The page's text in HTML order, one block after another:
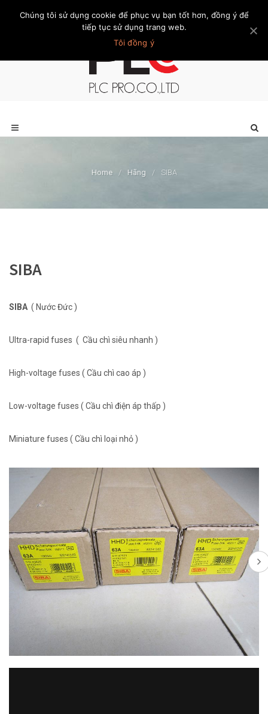
Trang chủ Giới thiệu Khách hàng Liên hệ Thành viên
Home / Hãng / SIBA
SIBA
SIBA ( Nước Đức )
Ultra-rapid fuses ( Cầu chì siêu nhanh )
High-voltage fuses ( Cầu chì cao áp )
Low-voltage fuses ( Cầu chì điện áp thấp )
Miniature fuses ( Cầu chì loại nhỏ )
Chúng tôi sử dụng cookie để phục vụ bạn tốt hơn, đồng ý để
tiếp tục sử dụng trang web.
Tôi đồng ý